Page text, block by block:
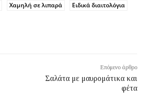
Χαμηλή σε λιπαρά Ειδικά διαιτολόγια
Επόμενο άρθρο
Σαλάτα με μαυρομάτικα και
φέτα